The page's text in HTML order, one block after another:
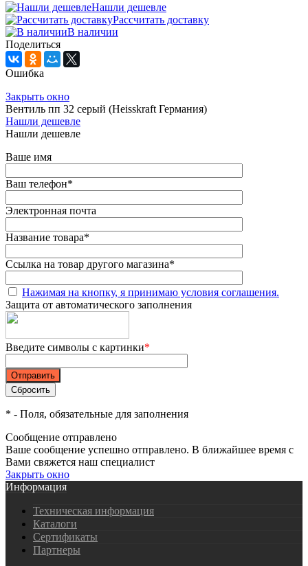
Нашли дешевле
Рассчитать доставку
В наличии
Поделиться
Ошибка
Закрыть окно
Вентиль пп 32 серый (Heisskraft Германия)
Нашли дешевле
Нашли дешевле
Ваше имя
Ваш телефон*
Электронная почта
Название товара*
Ссылка на товар другого магазина*
Нажимая на кнопку, я принимаю условия соглашения.
Защита от автоматического заполнения
Введите символы с картинки*
* - Поля, обязательные для заполнения
Сообщение отправлено
Ваше сообщение успешно отправлено. В ближайшее время с
Вами свяжется наш специалист
Закрыть окно
Информация
Техническая информация
Каталоги
Сертификаты
Партнеры